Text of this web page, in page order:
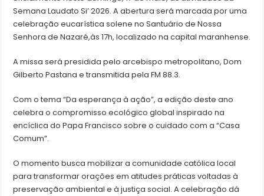
Semana Laudato Si’ 2026. A abertura será marcada por uma
celebração eucarística solene no Santuário de Nossa
Senhora de Nazaré,às 17h, localizado na capital maranhense.
A missa será presidida pelo arcebispo metropolitano, Dom
Gilberto Pastana e transmitida pela FM 88.3.
Com o tema “Da esperança à ação”, a edição deste ano
celebra o compromisso ecológico global inspirado na
encíclica do Papa Francisco sobre o cuidado com a “Casa
Comum”.
O momento busca mobilizar a comunidade católica local
para transformar orações em atitudes práticas voltadas à
preservação ambiental e à justiça social. A celebração dá